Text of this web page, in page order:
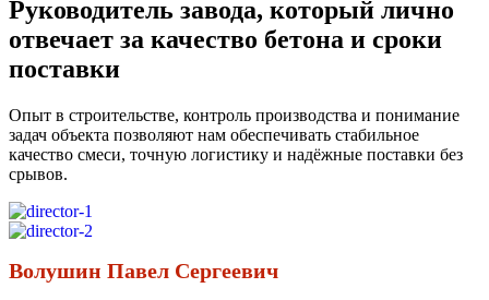
Руководитель завода, который лично
отвечает за качество бетона и сроки
поставки
Опыт в строительстве, контроль производства и понимание
задач объекта позволяют нам обеспечивать стабильное
качество смеси, точную логистику и надёжные поставки без
срывов.
Волушин Павел Сергеевич